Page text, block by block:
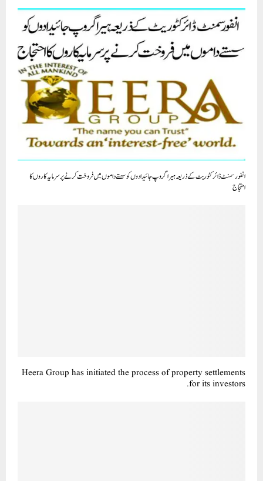
انفورسمنٹ ڈائرکٹوریٹ کے ذریعہ ہیرا گروپ جائیدادوں کو سستے داموں میں فروخت کرنے پر سرمایہ کاروں کا
احتجاج
Heera Group has initiated the process of property settlements
for its investors.